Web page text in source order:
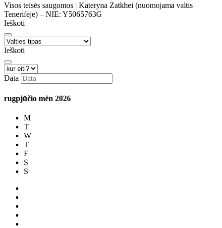
Visos teisės saugomos | Kateryna Zatkhei (nuomojama valtis
Tenerifėje) – NIE: Y5065763G
Ieškoti
Ieškoti
Data
rugpjūčio mėn 2026
M
T
W
T
F
S
S